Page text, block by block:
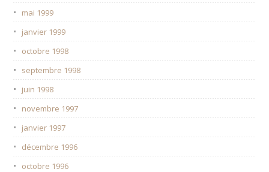
mai 1999
janvier 1999
octobre 1998
septembre 1998
juin 1998
novembre 1997
janvier 1997
décembre 1996
octobre 1996